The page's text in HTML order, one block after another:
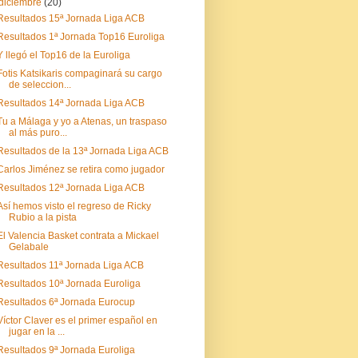
(20)
15ª Jornada Liga ACB
1ª Jornada Top16 Euroliga
llegó el Top16 de la Euroliga
Katsikaris compaginará su cargo
de seleccion...
14ª Jornada Liga ACB
a Málaga y yo a Atenas, un traspaso
al más puro...
de la 13ª Jornada Liga ACB
Jiménez se retira como jugador
12ª Jornada Liga ACB
hemos visto el regreso de Ricky
Rubio a la pista
Valencia Basket contrata a Mickael
Gelabale
11ª Jornada Liga ACB
10ª Jornada Euroliga
6ª Jornada Eurocup
Claver es el primer español en
jugar en la ...
9ª Jornada Euroliga